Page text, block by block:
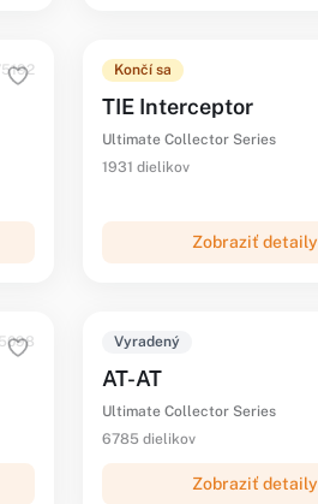
Končí sa
TIE Interceptor
Ultimate Collector Series
1931 dielikov
Zobraziť detaily
Vyradený
AT-AT
Ultimate Collector Series
6785 dielikov
Zobraziť detaily